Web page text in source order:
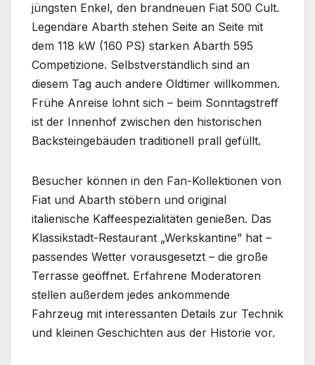
jüngsten Enkel, den brandneuen Fiat 500 Cult.
Legendäre Abarth stehen Seite an Seite mit
dem 118 kW (160 PS) starken Abarth 595
Competizione. Selbstverständlich sind an
diesem Tag auch andere Oldtimer willkommen.
Frühe Anreise lohnt sich – beim Sonntagstreff
ist der Innenhof zwischen den historischen
Backsteingebäuden traditionell prall gefüllt.
Besucher können in den Fan-Kollektionen von
Fiat und Abarth stöbern und original
italienische Kaffeespezialitäten genießen. Das
Klassikstadt-Restaurant „Werkskantine” hat –
passendes Wetter vorausgesetzt – die große
Terrasse geöffnet. Erfahrene Moderatoren
stellen außerdem jedes ankommende
Fahrzeug mit interessanten Details zur Technik
und kleinen Geschichten aus der Historie vor.